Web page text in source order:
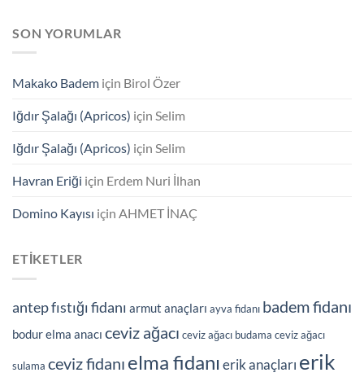
SON YORUMLAR
Makako Badem için Birol Özer
Iğdır Şalağı (Apricos) için Selim
Iğdır Şalağı (Apricos) için Selim
Havran Eriği için Erdem Nuri İlhan
Domino Kayısı için AHMET İNAÇ
ETIKETLER
antep fıstığı fidanı armut anaçları ayva fidanı badem fidanı
bodur elma anacı ceviz ağacı ceviz ağacı budama ceviz ağacı
sulama ceviz fidanı elma fidanı erik anaçları erik